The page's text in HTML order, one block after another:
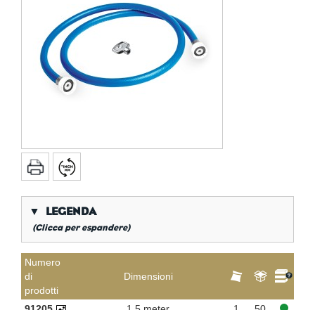
▼ LEGENDA
(Clicca per espandere)
*
**
Filettatura lunga interna a gas
KVBG
De Koninklijke Vereniging van Belgische
Numero
di
prodotti
Dimensioni